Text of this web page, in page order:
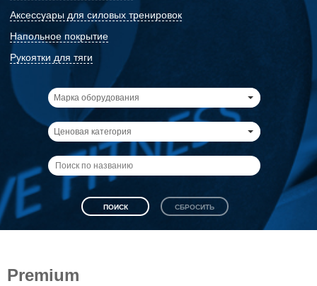
Аксессуары для силовых тренировок
Напольное покрытие
Рукоятки для тяги
Марка оборудования
Ценовая категория
Premium